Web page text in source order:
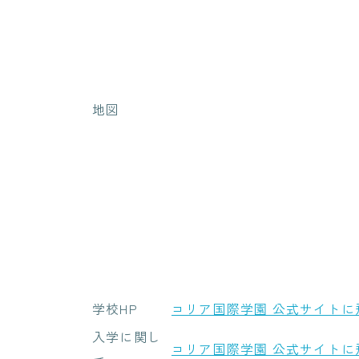
地図
学校HP
コリア国際学園 公式サイトに
入学に関し
コリア国際学園 公式サイトに